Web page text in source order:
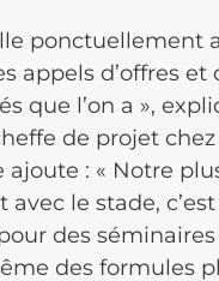
ponctuellement
appels d’offres et
que l’on a »,
de projet chez
ajoute : « Notre
avec le stade,
des séminaires
des formules